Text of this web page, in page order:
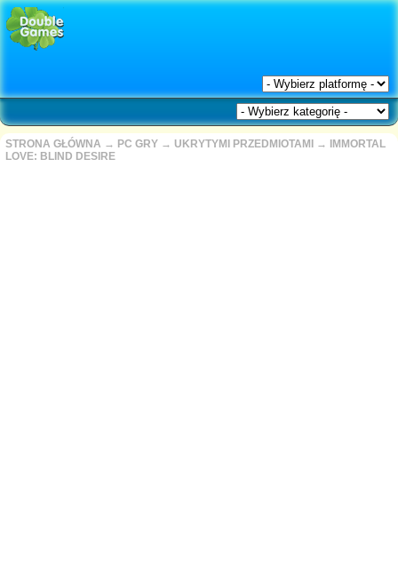
STRONA GŁÓWNA → PC GRY → UKRYTYMI PRZEDMIOTAMI →
IMMORTAL
LOVE: BLIND DESIRE